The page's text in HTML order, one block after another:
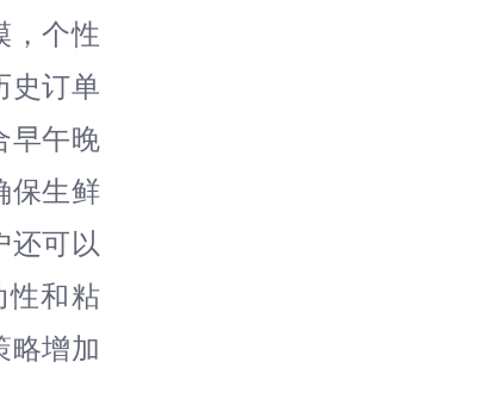
，个性
史订单
早午晚
保生鲜
还可以
性和粘
略增加